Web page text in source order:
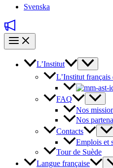
Svenska
L’Institut
L’Institut français
FAQ
Nos
Nos
Contacts
Emplois et
Tour de Suède
Langue française